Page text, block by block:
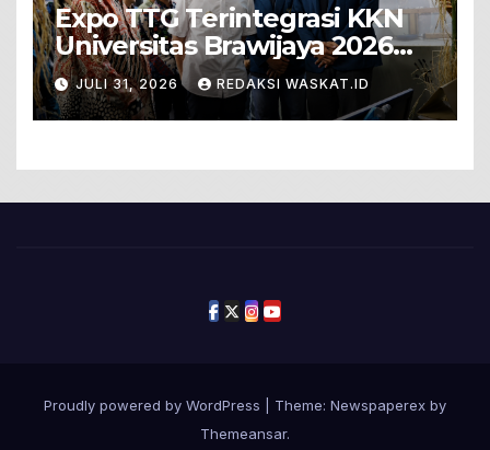
Expo TTG Terintegrasi KKN
Universitas Brawijaya 2026
Hadirkan Inovasi Peternakan
Untuk Bojonegoro
JULI 31, 2026 REDAKSI WASKAT.ID
Proudly powered by WordPress
Theme: Newspaperex by
Themeansar.